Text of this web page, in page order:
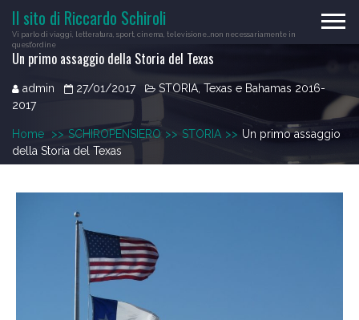
content
Il sito di Riccardo Schiroli
Vi parlo di viaggi, letteratura, sport, cinema, televisione…non necessariamente in
quest'ordine
Un primo assaggio della Storia del Texas
admin 27/01/2017 STORIA Texas e Bahamas 2016-
2017
Home >> SCHIROPENSIERO >> STORIA >> Un primo assaggio
della Storia del Texas